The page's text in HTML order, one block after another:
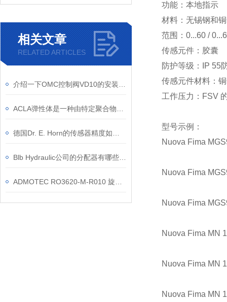
相关文章
RELATED ARTICLES
功能：本地指示
材料：无锡钢和
范围：0...60 /
传感元件：胶囊
防护等级：IP 55
传感元件材料：
工作压力：FSV
型号示例：
Nuova Fima
Nuova Fima
Nuova Fima
Nuova Fima MN
Nuova Fima MN
Nuova Fima MN